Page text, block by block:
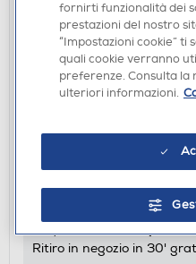
€ 39,90
Ritiro in negozio in 30'
fornirti funzionalità dei
prestazioni del nostro
“Impostazioni cookie” ti
quali cookie verranno
preferenze. Consulta la
ulteriori informazioni.